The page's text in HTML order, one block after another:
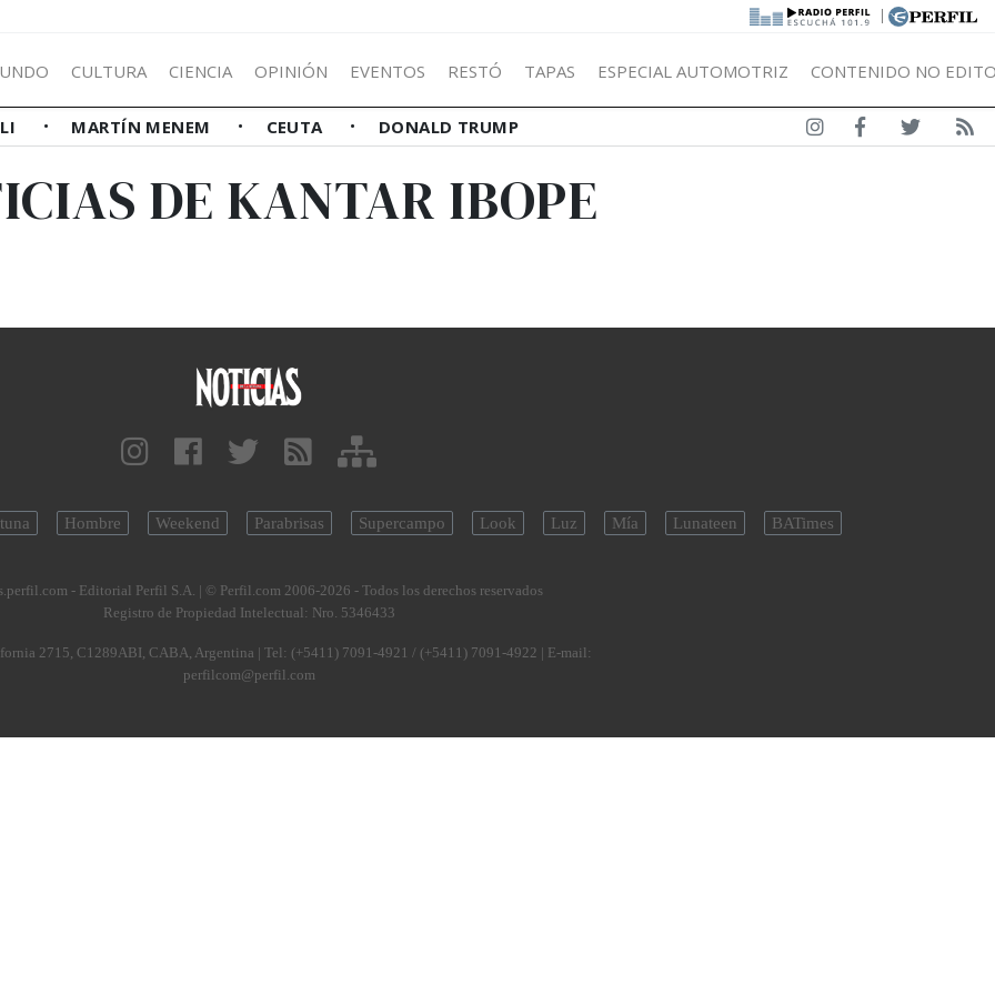
|
CULTURA CIENCIA OPINIÓN EVENTOS RESTÓ TAPAS ESPECIAL AUTOMOTRIZ CONTENIDO NO
MARTÍN MENEM CEUTA DONALD TRUMP
DE KANTAR IBOPE
Hombre Weekend Parabrisas Supercampo Look Luz Mía Lunateen BATimes
- Editorial Perfil S.A. | © Perfil.com 2006-2026 - Todos los derechos reservados
Registro de Propiedad Intelectual: Nro. 5346433
2715, C1289ABI, CABA, Argentina | Tel: (+5411) 7091-4921 / (+5411) 7091-4922 | E-mail:
perfilcom@perfil.com